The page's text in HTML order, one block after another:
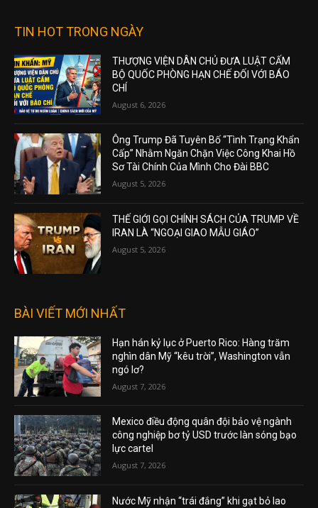
TIN HOT TRONG NGÀY
THƯỢNG VIỆN DÂN CHỦ ĐƯA LUẬT CẤM
BỘ QUỐC PHÒNG HẠN CHẾ ĐỐI VỚI BÁO
CHÍ
August 6, 2026
Ông Trump Đã Tuyên Bố “Tình Trạng Khẩn
Cấp” Nhằm Ngăn Chặn Việc Công Khai Hồ
Sơ Tài Chính Của Mình Cho Đài BBC
August 5, 2026
THẾ GIỚI GỌI CHÍNH SÁCH CỦA TRUMP VỀ
IRAN LÀ “NGOẠI GIAO MẪU GIÁO”
August 5, 2026
BÀI VIẾT MỚI NHẤT
Hạn hán kỷ lục ở Puerto Rico: Hàng trăm
nghìn dân Mỹ “kêu trời”, Washington vẫn
ngó lơ?
August 7, 2026
Mexico điều động quân đội bảo vệ ngành
công nghiệp bơ tỷ USD trước làn sóng bạo
lực cartel
August 7, 2026
Nước Mỹ nhận “trái đắng” khi gạt bỏ lao